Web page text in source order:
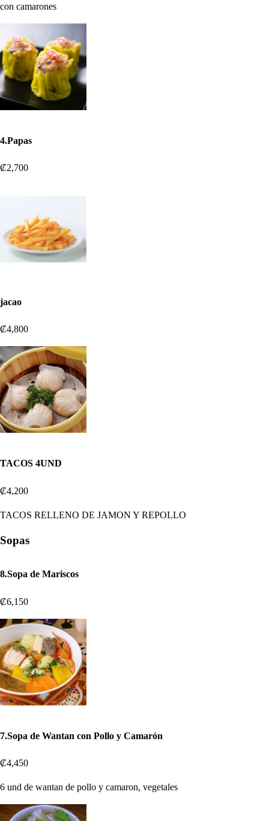
con camarones
4.Papas
₡2,700
jacao
₡4,800
TACOS 4UND
₡4,200
TACOS RELLENO DE JAMON Y REPOLLO
Sopas
8.Sopa de Mariscos
₡6,150
7.Sopa de Wantan con Pollo y Camarón
₡4,450
6 und de wantan de pollo y camaron, vegetales